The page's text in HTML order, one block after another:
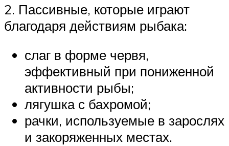
2. Пассивные, которые играют
благодаря действиям рыбака:
слаг в форме червя,
эффективный при пониженной
активности рыбы;
лягушка с бахромой;
рачки, используемые в зарослях
и закоряженных местах.